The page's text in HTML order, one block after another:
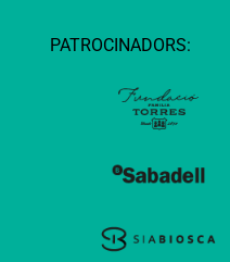
PATROCINADORS: